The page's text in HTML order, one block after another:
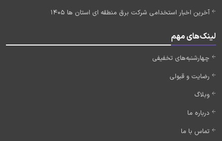
آخرین اخبار استخدامی شرکت برق منطقه ای استان ها 1405
لینک‌های مهم
چهارشنبه‌های تخفیفی
رضایت و قبولی
وبلاگ
درباره ما
تماس با ما